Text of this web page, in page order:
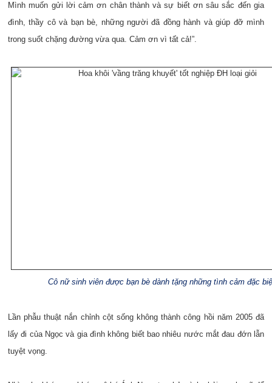
Mình muốn gửi lời cảm ơn chân thành và sự biết ơn sâu sắc đến gia
đình, thầy cô và bạn bè, những người đã đồng hành và giúp đỡ mình
trong suốt chặng đường vừa qua. Cảm ơn vì tất cả!”.
Cô nữ sinh viên được bạn bè dành tặng những tình cảm đặc
Lần phẫu thuật nắn chỉnh cột sống không thành công hồi năm 2005 đã
lấy đi của Ngọc và gia đình không biết bao nhiêu nước mắt đau đớn lẫn
tuyệt vọng.